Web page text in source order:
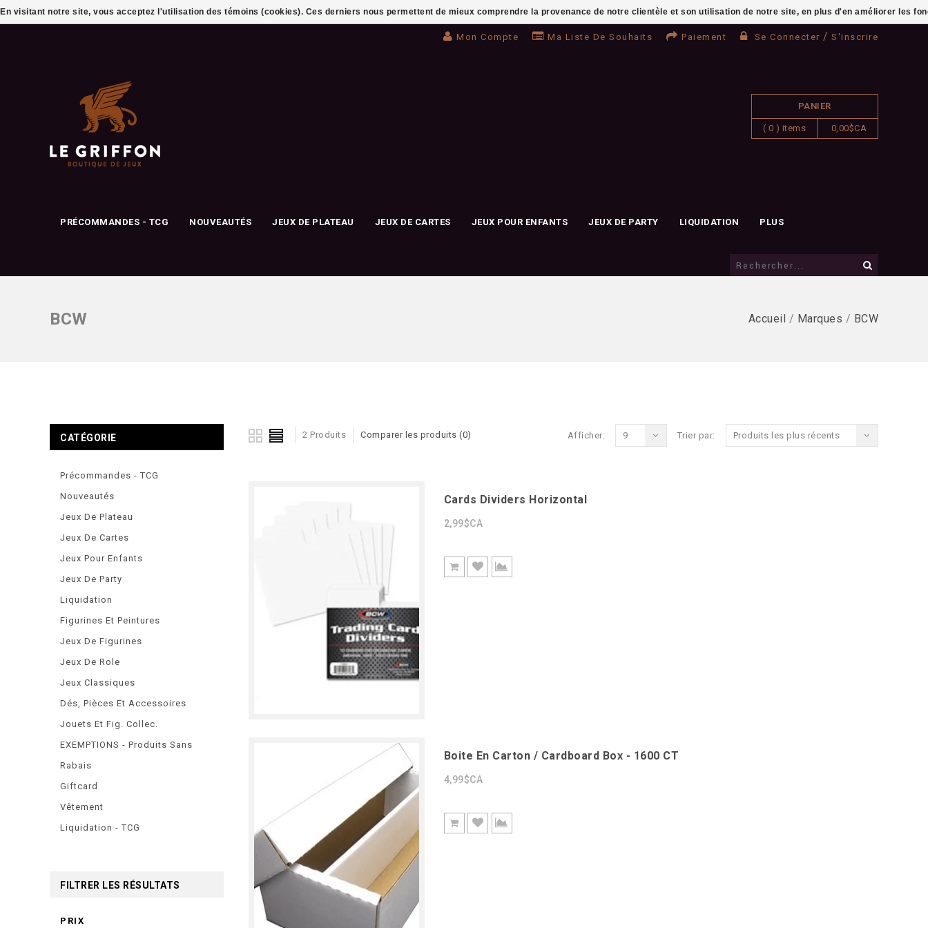
Mon Compte Ma Liste De Souhaits Paiement Se Connecter / S'inscrire
PANIER
( 0 ) items 0,00$CA
PRÉCOMMANDES - TCG NOUVEAUTÉS JEUX DE PLATEAU JEUX DE CARTES JEUX POUR ENFANTS JEUX DE PARTY LIQUIDATION PLUS
BCW Accueil / Marques / BCW
2 Produits Comparer les produits (0) Trier par: Produits les plus récents
Afficher: 9
Cards Dividers Horizontal
2,99$CA
Boite En Carton / Cardboard Box - 1600 CT
4,99$CA
CATÉGORIE
Précommandes - TCG
Nouveautés
Jeux De Plateau
Jeux De Cartes
Jeux Pour Enfants
Jeux De Party
Liquidation
Figurines Et Peintures
Jeux De Figurines
Jeux De Role
Jeux Classiques
Dés, Pièces Et Accessoires
Jouets Et Fig. Collec.
EXEMPTIONS - Produits Sans
Rabais
Giftcard
Vêtement
Liquidation - TCG
FILTRER LES RÉSULTATS
PRIX
En visitant notre site, vous acceptez l'utilisation des témoins (cookies). Ces derniers nous permettent de mieux comprendre la provenance de notre clientèle et son utilisation de notre site, en plus d'en améliorer les